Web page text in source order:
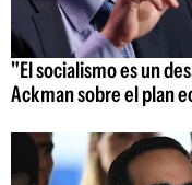
"El socialismo es un
Ackman sobre el plan